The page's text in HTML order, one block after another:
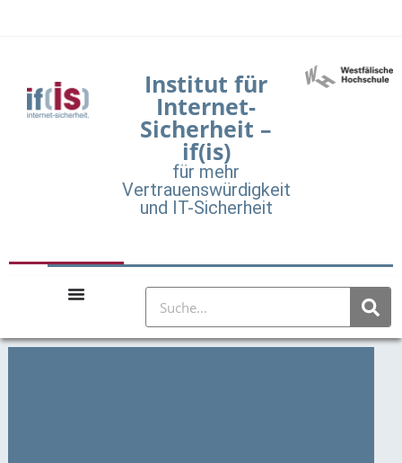
Institut für
Internet-
Sicherheit –
if(is)
für mehr
Vertrauenswürdigkeit
und IT-Sicherheit